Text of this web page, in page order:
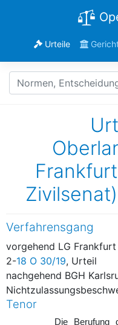
Urteile
Verfahrensgang
vorgehend LG
2-18 O 30/19, Urteil
nachgehend BGH
Tenor
Die Berufung